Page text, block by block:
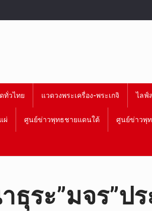
ทั่วไทย แวดวงพระเครื่อง-พระเกจิ ไลฟ์
ผ่ ศูนย์ข่าวพุทธชายแดนใต้ ศูนย์ข่าวพุ
ระ”มจร”ป